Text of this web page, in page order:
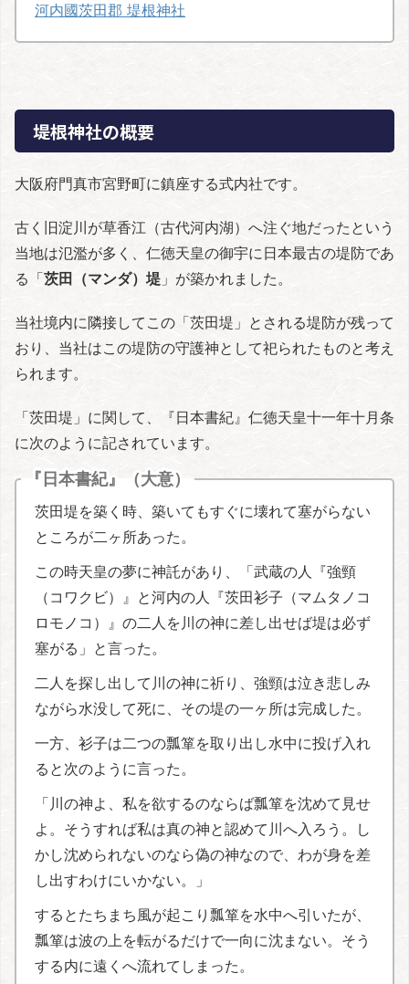
河内國茨田郡 堤根神社
堤根神社の概要
大阪府門真市宮野町に鎮座する式内社です。
古く旧淀川が草香江（古代河内湖）へ注ぐ地だったという
当地は氾濫が多く、仁徳天皇の御宇に日本最古の堤防であ
る「茨田（マンダ）堤 」が築かれました。
当社境内に隣接してこの「茨田堤」とされる堤防が残って
おり、当社はこの堤防の守護神として祀られたものと考え
られます。
「茨田堤」に関して、『日本書紀』仁徳天皇十一年十月条
に次のように記されています。
『日本書紀』（大意）
茨田堤を築く時、築いてもすぐに壊れて塞がらない
ところが二ヶ所あった。
この時天皇の夢に神託があり、「武蔵の人『強頸
（コワクビ）』と河内の人『茨田衫子（マムタノコ
ロモノコ）』の二人を川の神に差し出せば堤は必ず
塞がる」と言った。
二人を探し出して川の神に祈り、強頸は泣き悲しみ
ながら水没して死に、その堤の一ヶ所は完成した。
一方、衫子は二つの瓢箪を取り出し水中に投げ入れ
ると次のように言った。
「川の神よ、私を欲するのならば瓢箪を沈めて見せ
よ。そうすれば私は真の神と認めて川へ入ろう。し
かし沈められないのなら偽の神なので、わが身を差
し出すわけにいかない。」
するとたちまち風が起こり瓢箪を水中へ引いたが、
瓢箪は波の上を転がるだけで一向に沈まない。そう
する内に遠くへ流れてしまった。